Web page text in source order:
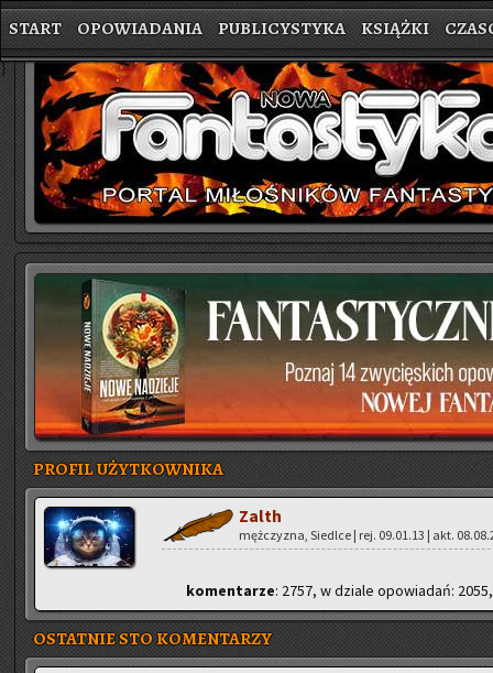
START OPOWIADANIA PUBLICYSTYKA KSIĄŻKI
}
PROFIL UŻYTKOWNIKA
Zalth
męż­czy­zna, Sie­dl­ce | rej. 09.01.13 | akt.
ko­men­ta­rze: 2757, w dzia­le opo­wia­dań:
OSTATNIE STO KOMENTARZY